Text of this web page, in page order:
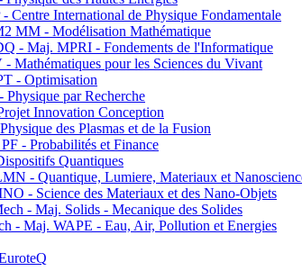
Centre International de Physique Fondamentale
MM - Modélisation Mathématique
- Maj. MPRI - Fondements de l'Informatique
Mathématiques pour les Sciences du Vivant
- Optimisation
par Recherche
Innovation Conception
des Plasmas et de la Fusion
- Probabilités et Finance
Quantiques
- Quantique, Lumiere, Materiaux et
- Science des Materiaux et des Nano-Objets
- Maj. Solids - Mecanique des Solides
- Maj. WAPE - Eau, Air, Pollution et Energies